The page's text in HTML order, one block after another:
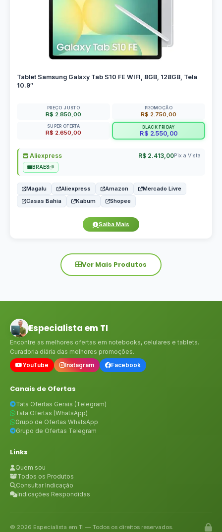
Tablet Samsung Galaxy Tab S10 FE WIFI, 8GB, 128GB, Tela
10.9″
PREÇO JUSTO
R$ 2.850,00
PROMOÇÃO
R$ 2.750,00
SUPER OFERTA
R$ 2.650,00
BLACK FRIDAY
R$ 2.550,00
Aliexpress R$ 2.413,00Pix a Vista
BRAE8
Magalu Aliexpress Amazon
Mercado Livre
Casas Bahia
Kabum Shopee
Saiba Mais
Ver Mais Produtos
Especialista em TI
Encontre as melhores ofertas em notebooks, celulares e tablets.
Curadoria diária das melhores promoções.
YouTube
Instagram Facebook
Canais de Ofertas
Tata Ofertas Gerais (Telegram)
Tata Ofertas (WhatsApp)
Grupo de Ofertas WhatsApp
Grupo de Ofertas Telegram
Links
Quem sou
Todos os Produtos
Consultar Indicação
Indicações Respondidas
© 2026 Especialista em TI — Todos os direitos reservados.